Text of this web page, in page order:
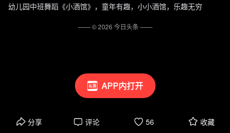
APP内打开
幼儿园中班舞蹈《小酒馆》，童年有趣，小小酒馆，乐趣无穷
分享 评论 56 收藏
—— ©2026 今日头条——